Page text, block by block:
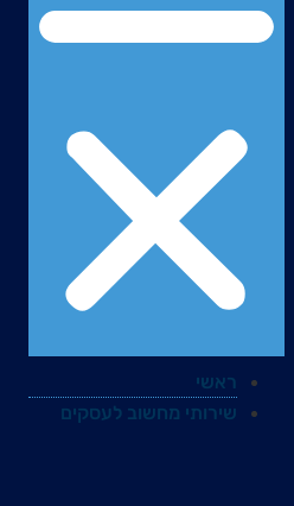
ראשי
שירותי מחשוב לעסקים